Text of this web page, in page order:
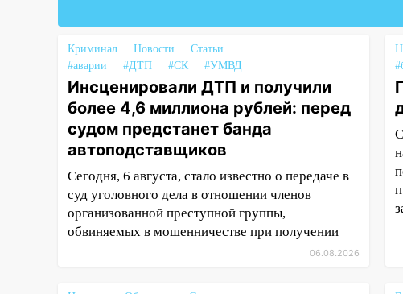
14:01
Инсценировали ДТП и
получили более 4,6 миллиона
рублей: перед судом
предстанет банда
автоподставщиков
13:36
В Инзе произошел
крупный пожар
13:00 В суде защитили
репутацию мужчины, которого
необоснованно обвиняли в
жестоком обращении с
12:28
Миллион на «льготниках»:
Криминал Новости
Статьи
#аварии
#ДТП #СК #УМВД
Инсценировали ДТП и получили
более 4,6 миллиона рублей: перед
судом предстанет банда
автоподставщиков
Сегодня, 6 августа, стало известно о передаче в
суд уголовного дела в отношении членов
организованной преступной группы,
обвиняемых в мошенничестве при получении
06.08.2026